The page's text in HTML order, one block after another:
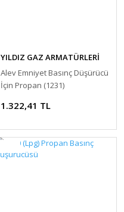
YILDIZ GAZ ARMATÜRLERİ
Alev Emniyet Basınç Düşürücü
İçin Propan (1231)
1.322,41 TL